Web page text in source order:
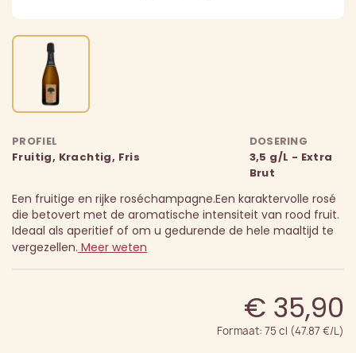
PROFIEL
Fruitig, Krachtig, Fris
DOSERING
3,5 g/L - Extra
Brut
Een fruitige en rijke roséchampagne.Een karaktervolle rosé
die betovert met de aromatische intensiteit van rood fruit.
Ideaal als aperitief of om u gedurende de hele maaltijd te
vergezellen. Meer weten
€ 35,90
Formaat: 75 cl (47.87 €/L)